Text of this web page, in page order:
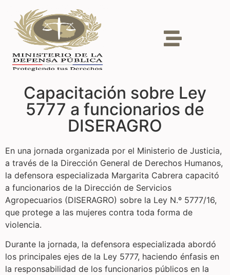
Capacitación sobre Ley
5777 a funcionarios de
DISERAGRO
En una jornada organizada por el Ministerio de Justicia,
a través de la Dirección General de Derechos Humanos,
la defensora especializada Margarita Cabrera capacitó
a funcionarios de la Dirección de Servicios
Agropecuarios (DISERAGRO) sobre la Ley N.º 5777/16,
que protege a las mujeres contra toda forma de
violencia.
Durante la jornada, la defensora especializada abordó
los principales ejes de la Ley 5777, haciendo énfasis en
la responsabilidad de los funcionarios públicos en la